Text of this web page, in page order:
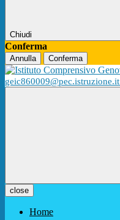
Chiudi
Conferma
Annulla Conferma
geic860009@pec.istruzione.it
close
Home